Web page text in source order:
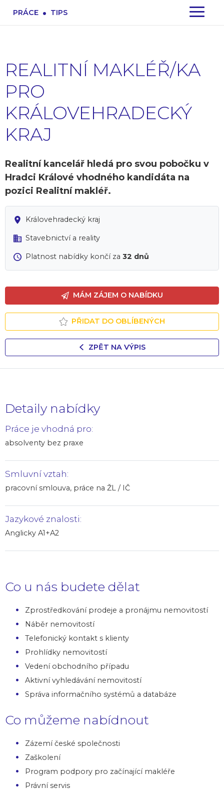
PRÁCE . TIPS
REALITNÍ MAKLÉŘ/KA
PRO
KRÁLOVEHRADECKÝ
KRAJ
Realitní kancelář hledá pro svou pobočku v
Hradci Králové vhodného kandidáta na
pozici Realitní makléř.
Královehradecký kraj
Stavebnictví a reality
Platnost nabídky končí za 32 dnů
MÁM ZÁJEM O NABÍDKU
PŘIDAT DO OBLÍBENÝCH
ZPĚT NA VÝPIS
Detaily nabídky
Práce je vhodná pro:
absolventy bez praxe
Smluvní vztah:
pracovní smlouva, práce na ŽL / IČ
Jazykové znalosti:
Anglicky A1+A2
Co u nás budete dělat
Zprostředkování prodeje a pronájmu nemovitostí
Náběr nemovitostí
Telefonický kontakt s klienty
Prohlídky nemovitostí
Vedení obchodního případu
Aktivní vyhledávání nemovitostí
Správa informačního systémů a databáze
Co můžeme nabídnout
Zázemí české společnosti
Zaškolení
Program podpory pro začínající makléře
Právní servis